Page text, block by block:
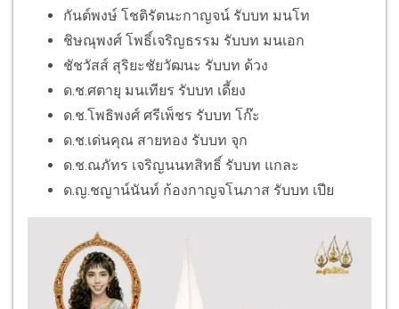
กันต์พงษ์ โชติรัตนะกาญจน์ รับบท มนโท
ชิษณุพงศ์ โพธิ์เจริญธรรม รับบท มนเอก
ชัชวัสส์ สุริยะชัยวัฒนะ รับบท ด้วง
ด.ช.ศตายุ มนเทียร รับบท เดี้ยง
ด.ช.โพธิพงศ์ ศรีเพ็ชร รับบท โก๊ะ
ด.ช.เด่นคุณ สายทอง รับบท จุก
ด.ช.ณภัทร เจริญนนทสิทธิ์ รับบท แกละ
ด.ญ.ชญาน์นันท์ ก้องกาญจโนภาส รับบท เปีย